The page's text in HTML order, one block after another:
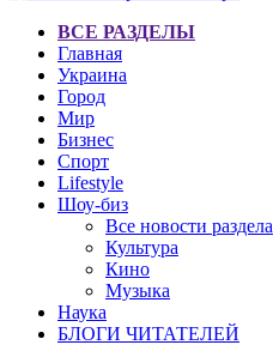
ВСЕ РАЗДЕЛЫ
Главная
Украина
Город
Мир
Бизнес
Спорт
Lifestyle
Шоу-биз
Все новости раздела
Культура
Кино
Музыка
Наука
БЛОГИ ЧИТАТЕЛЕЙ